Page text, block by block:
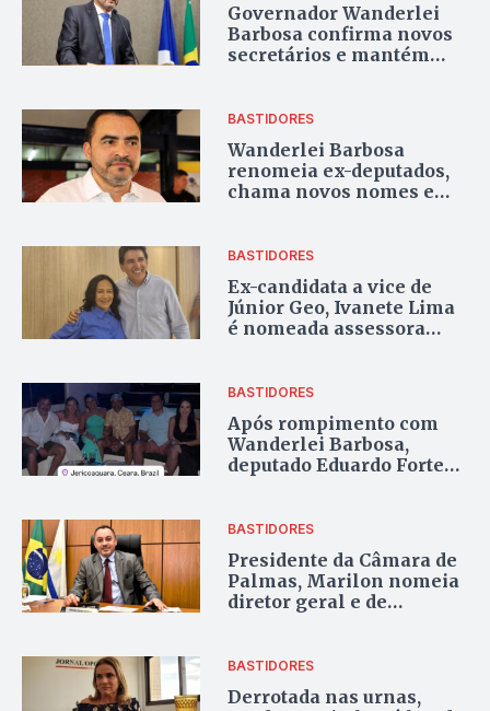
Governador Wanderlei
Barbosa confirma novos
secretários e mantém
BASTIDORES
Wanderlei Barbosa
renomeia ex-deputados,
chama novos nomes e
BASTIDORES
Ex-candidata a vice de
Júnior Geo, Ivanete Lima
é nomeada assessora
BASTIDORES
Após rompimento com
Wanderlei Barbosa,
deputado Eduardo Fortes
BASTIDORES
Presidente da Câmara de
Palmas, Marilon nomeia
diretor geral e de
BASTIDORES
Derrotada nas urnas,